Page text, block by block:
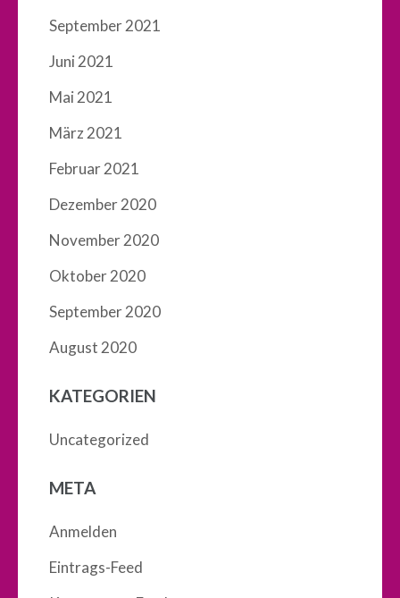
September 2021
Juni 2021
Mai 2021
März 2021
Februar 2021
Dezember 2020
November 2020
Oktober 2020
September 2020
August 2020
KATEGORIEN
Uncategorized
META
Anmelden
Eintrags-Feed